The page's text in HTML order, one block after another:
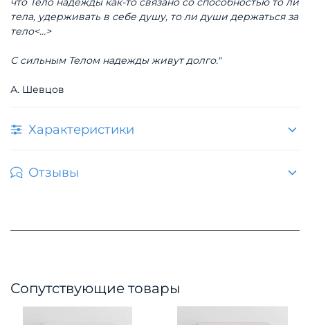
тела, удерживать в себе душу, то ли души держаться за
тело<…>
С сильным Телом надежды живут долго."
А. Шевцов
Характеристики
Отзывы
Сопутствующие товары